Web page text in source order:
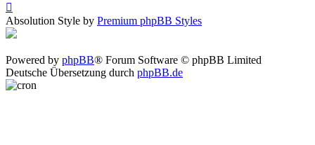
Absolution Style by Premium phpBB Styles
Powered by phpBB® Forum Software © phpBB Limited
Deutsche Übersetzung durch phpBB.de